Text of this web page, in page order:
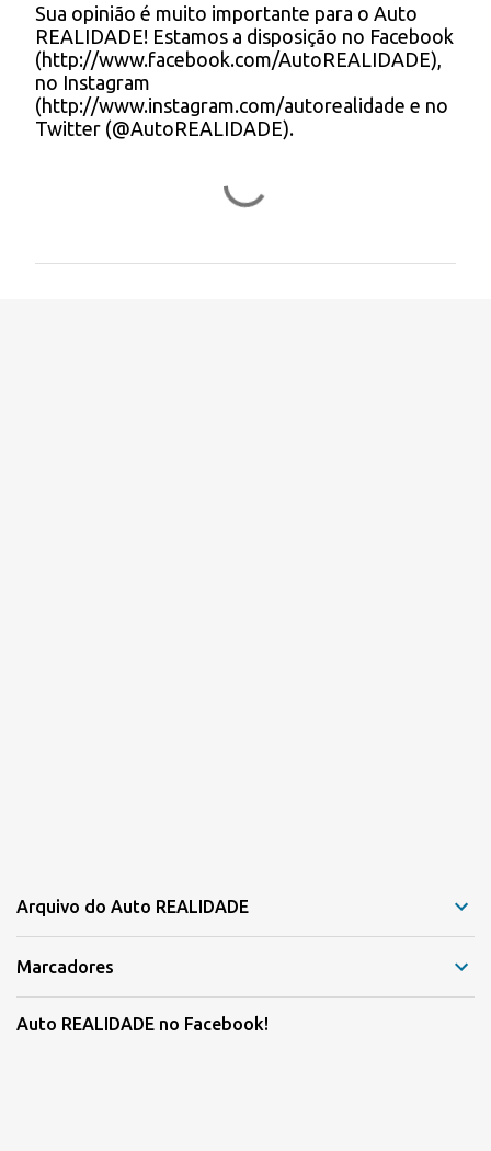
c
o
m
e
n
t
Sua opinião é muito importante para o Auto
REALIDADE! Estamos a disposição no Facebook
(http://www.facebook.com/AutoREALIDADE),
no Instagram
(http://www.instagram.com/autorealidade e no
Twitter (@AutoREALIDADE).
Arquivo do Auto REALIDADE
Marcadores
Auto REALIDADE no Facebook!